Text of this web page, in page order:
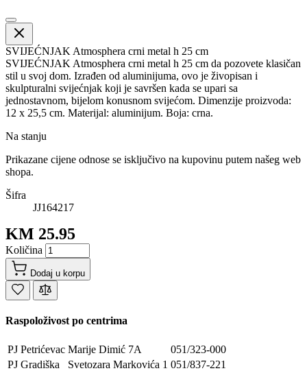
SVIJEĆNJAK Atmosphera crni metal h 25 cm
SVIJEĆNJAK Atmosphera crni metal h 25 cm da pozovete klasičan
stil u svoj dom. Izrađen od aluminijuma, ovo je živopisan i
skulpturalni svijećnjak koji je savršen kada se upari sa
jednostavnom, bijelom konusnom svijećom. Dimenzije proizvoda:
12 x 25,5 cm. Materijal: aluminijum. Boja: crna.
Na stanju
Prikazane cijene odnose se isključivo na kupovinu putem našeg web
shopa.
Šifra
JJ164217
KM 25.95
Količina
Dodaj u korpu
Raspoloživost po centrima
PJ Petrićevac Marije Dimić 7A
051/323-000
PJ Gradiška
Svetozara Markovića 1 051/837-221